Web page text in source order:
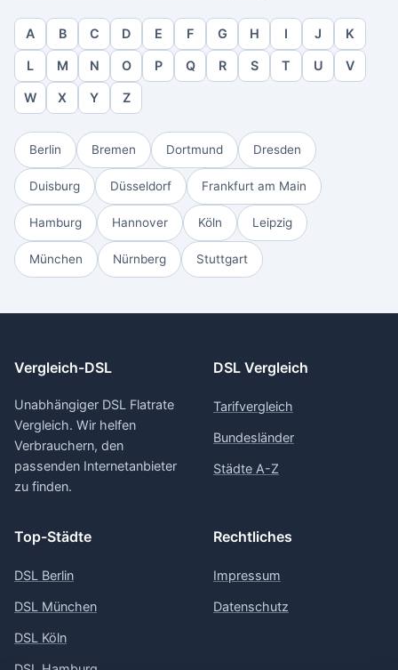
A B C D E F G H I J K
L M N O P Q R S T U V
W X Y Z
Berlin Bremen Dortmund Dresden
Duisburg Düsseldorf Frankfurt am Main
Hamburg Hannover Köln Leipzig
München Nürnberg Stuttgart
Vergleich-DSL
Unabhängiger DSL Flatrate
Vergleich. Wir helfen
Verbrauchern, den
passenden Internetanbieter
zu finden.
DSL Vergleich
Tarifvergleich
Bundesländer
Städte A-Z
Top-Städte
DSL Berlin
DSL München
DSL Köln
Rechtliches
Impressum
Datenschutz